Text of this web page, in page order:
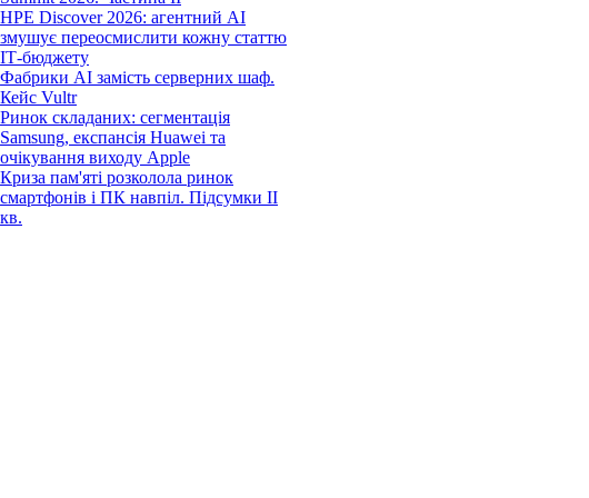
HPE Discover 2026: агентний AI
змушує переосмислити кожну статтю
ІТ-бюджету
Фабрики AI замість серверних шаф.
Кейс Vultr
Ринок складаних: сегментація
Samsung, експансія Huawei та
очікування виходу Apple
Криза пам'яті розколола ринок
смартфонів і ПК навпіл. Підсумки ІІ
кв.